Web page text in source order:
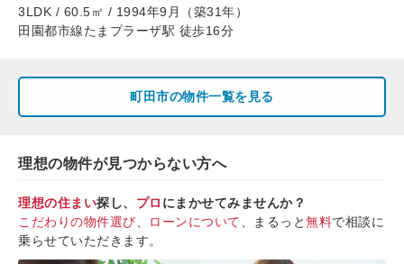
3LDK / 60.5㎡ / 1994年9月（築31年）
田園都市線たまプラーザ駅 徒歩16分
町田市の物件一覧を見る
理想の物件が見つからない方へ
理想の住まい探し、 プロ にまかせてみませんか？
こだわりの物件選び
ローンについて 、まるっと無料で相談に
乗らせていただきます。